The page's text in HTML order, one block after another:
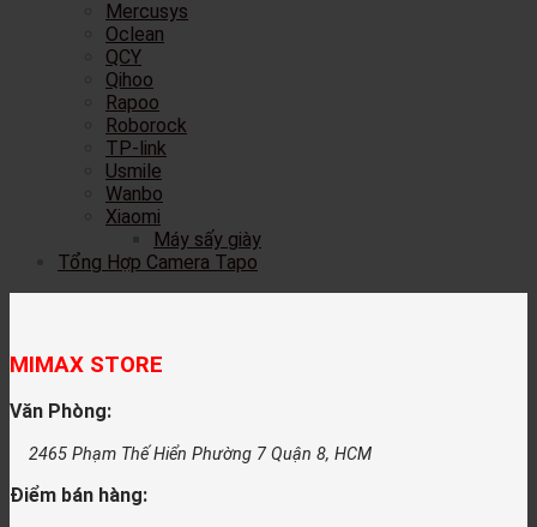
Mercusys
Oclean
QCY
Qihoo
Rapoo
Roborock
TP-link
Usmile
Wanbo
Xiaomi
Máy sấy giày
Tổng Hợp Camera Tapo
MIMAX STORE
Văn Phòng:
2465 Phạm Thế Hiển Phường 7 Quận 8, HCM
Điểm bán hàng: